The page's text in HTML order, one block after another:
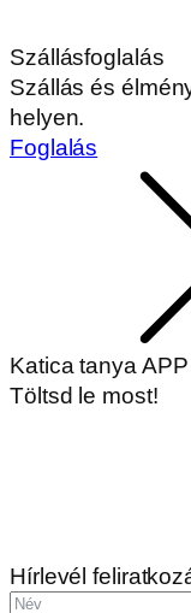
Szállásfoglalás
Szállás és
helyen.
Foglalás
Katica tanya APP
Töltsd le most!
Hírlevél